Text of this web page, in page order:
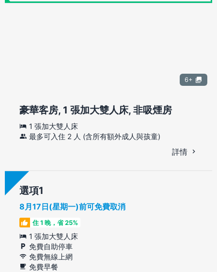
6+
豪華客房, 1 張加大雙人床, 非吸煙房
1 張加大雙人床
最多可入住 2 人 (含所有額外成人與孩童)
詳情
選項
8月17日(星期一)前可免費取消
住 1 晚，省 25%
1 張加大雙人床
免費自助停車
免費無線上網
免費早餐